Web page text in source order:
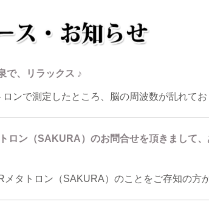
で、リラックス ♪
ロンで測定したところ、脳の周波数が乱れて
ロン（SAKURA）のお問合せを頂きまして、
タトロン（SAKURA）のことをご存知の方